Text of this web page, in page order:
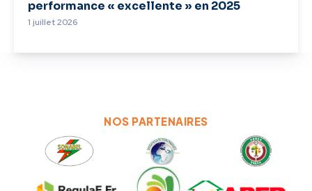
performance « excellente » en 2025
1 juillet 2026
NOS PARTENAIRES